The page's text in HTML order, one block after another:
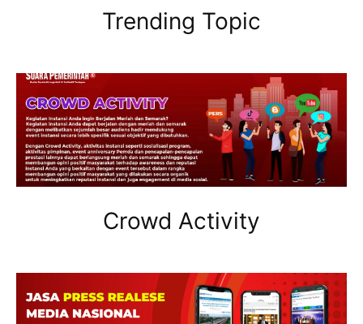
Trending Topic
Crowd Activity